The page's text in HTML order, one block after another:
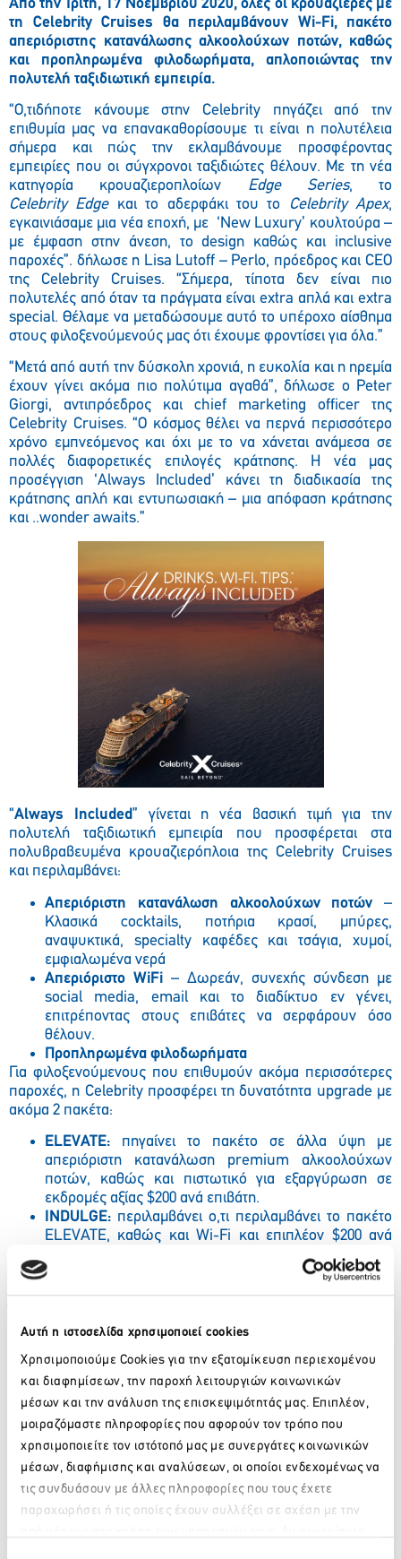
Αυτή η ιστοσελίδα χρησιμοποιεί cookies
Χρησιμοποιούμε Cookies για την εξατομίκευση περιεχομένου
και διαφημίσεων, την παροχή λειτουργιών κοινωνικών
μέσων και την ανάλυση της επισκεψιμότητάς μας. Επιπλέον,
μοιραζόμαστε πληροφορίες που αφορούν τον τρόπο που
χρησιμοποιείτε τον ιστότοπό μας με συνεργάτες κοινωνικών
μέσων, διαφήμισης και αναλύσεων, οι οποίοι ενδεχομένως να
τις συνδυάσουν με άλλες πληροφορίες που τους έχετε
παραχωρήσει ή τις οποίες έχουν συλλέξει σε σχέση με την
Από την Τρίτη, 17 Νοεμβρίου 2020, όλες οι κρουαζιέρες με
τη Celebrity Cruises θα περιλαμβάνουν Wi-Fi, πακέτο
απεριόριστης κατανάλωσης αλκοολούχων ποτών, καθώς
και προπληρωμένα φιλοδωρήματα, απλοποιώντας την
πολυτελή ταξιδιωτική εμπειρία.
“Ο,τιδήποτε κάνουμε στην Celebrity πηγάζει από την
επιθυμία μας να επανακαθορίσουμε τι είναι η πολυτέλεια
σήμερα και πώς την εκλαμβάνουμε προσφέροντας
εμπειρίες που οι σύγχρονοι ταξιδιώτες θέλουν. Με τη νέα
κατηγορία κρουαζιεροπλοίων Edge Series, το
Celebrity Edge και το αδερφάκι του το Celebrity Apex,
εγκαινιάσαμε μια νέα εποχή, με ‘New Luxury’ κουλτούρα –
με έμφαση στην άνεση, το design καθώς και inclusive
παροχές”. δήλωσε η Lisa Lutoff – Perlo, πρόεδρος και CEO
της Celebrity Cruises. “Σήμερα, τίποτα δεν είναι πιο
πολυτελές από όταν τα πράγματα είναι extra απλά και extra
special. Θέλαμε να μεταδώσουμε αυτό το υπέροχο αίσθημα
στους φιλοξενούμενούς μας ότι έχουμε φροντίσει για όλα.”
“Μετά από αυτή την δύσκολη χρονιά, η ευκολία και η ηρεμία
έχουν γίνει ακόμα πιο πολύτιμα αγαθά”, δήλωσε ο Peter
Giorgi, αντιπρόεδρος και chief marketing officer της
Celebrity Cruises. “Ο κόσμος θέλει να περνά περισσότερο
χρόνο εμπνεόμενος και όχι με το να χάνεται ανάμεσα σε
πολλές διαφορετικές επιλογές κράτησης. Η νέα μας
προσέγγιση ‘Always Included’ κάνει τη διαδικασία της
κράτησης απλή και εντυπωσιακή – μια απόφαση κράτησης
και ..wonder awaits.”
“Always Included” γίνεται η νέα βασική τιμή για την
πολυτελή ταξιδιωτική εμπειρία που προσφέρεται στα
πολυβραβευμένα κρουαζιερόπλοια της Celebrity Cruises
και περιλαμβάνει:
Απεριόριστη κατανάλωση αλκοολούχων ποτών –
Κλασικά cocktails, ποτήρια κρασί, μπύρες,
αναψυκτικά, specialty καφέδες και τσάγια, χυμοί,
εμφιαλωμένα νερά
Απεριόριστο WiFi – Δωρεάν, συνεχής σύνδεση με
social media, email και το διαδίκτυο εν γένει,
επιτρέποντας στους επιβάτες να σερφάρουν όσο
θέλουν.
Προπληρωμένα φιλοδωρήματα
Για φιλοξενούμενους που επιθυμούν ακόμα περισσότερες
παροχές, η Celebrity προσφέρει τη δυνατότητα upgrade με
ακόμα 2 πακέτα:
ELEVATE: πηγαίνει το πακέτο σε άλλα ύψη με
απεριόριστη κατανάλωση premium αλκοολούχων
ποτών, καθώς και πιστωτικό για εξαργύρωση σε
εκδρομές αξίας $200 ανά επιβάτη.
INDULGE: περιλαμβάνει ο,τι περιλαμβάνει το πακέτο
ELEVATE, καθώς και Wi-Fi και επιπλέον $200 ανά
για να καταναλώσουν οι
φιλοξενούμενοι όπως επιθυμούν κατά τη διάρκεια της
κρουαζιέρας.
concept της Celebrity Cruisesγια σουίτες
lounge και sundeck, αλλά και μια αφοσιωμένη ομάδα από
butlers και concierge προσωπικό, καθώς και όλες τις
παροχές του INDULGE πακέτου χωρίς καμία απολύτως
επιπλέον επιβάρυνση.
Always
” είναι η τελευταία από μια σειρά
καινοτομιών που παρέχονται εν πλώ στα κρουαζιερόπλοια
της Celebrity, όπως η πρόσφατη ριζική αναμόρφωση του
παραδοσιακού σε όλες τις κρουαζιέρες safety drill σε μια